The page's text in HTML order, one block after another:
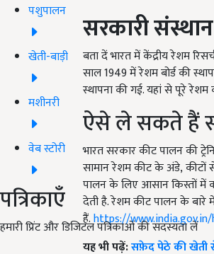
पशुपालन
खेती-बाड़ी
मशीनरी
वेब स्टोरी
पत्रिकाएँ
हमारी प्रिंट और डिजिटल पत्रिकाओं की सदस्यता लें
सरकारी
बता दें भारत में केंद्रीय रेशम
साल1949में रेशम बोर्ड की
स्थापना की गई. यहां से पूरे
ऐसे ले सकते हैं
भारत सरकार कीट पालन की
सामान रेशम कीट के अंडे,कीटों
पालन के लिए आसान किस्तों में
देती है. रेशम कीट पालन के बारे
हैं.https://
यह भी पढ़ें:सफ़ेद पेठे की खेती